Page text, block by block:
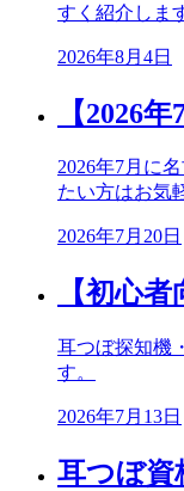
すく紹介しま
2026年8月4日
【2026
2026年7月に
たい方はお気
2026年7月20日
【初心
耳つぼ探知機
す。
2026年7月13日
耳つぼ資